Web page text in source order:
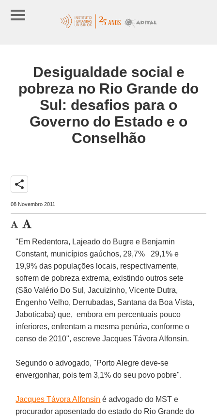
Desigualdade social e
pobreza no Rio Grande do
Sul: desafios para o
Governo do Estado e o
Conselhão
share
08 Novembro 2011
"Em Redentora, Lajeado do Bugre e Benjamin
Constant, municípios gaúchos, 29,7% 29,1% e
19,9% das populações locais, respectivamente,
sofrem de pobreza extrema, existindo outros sete
(São Valério Do Sul, Jacuizinho, Vicente Dutra,
Engenho Velho, Derrubadas, Santana da Boa Vista,
Jaboticaba) que, embora em percentuais pouco
inferiores, enfrentam a mesma penúria, conforme o
censo de 2010", escreveJacques Távora Alfonsin.
Segundo o advogado, "Porto Alegre deve-se
envergonhar, pois tem 3,1% do seu povo pobre".
Jacques Távora Alfonsin é advogado do MST e
procurador aposentado do estado do Rio Grande do